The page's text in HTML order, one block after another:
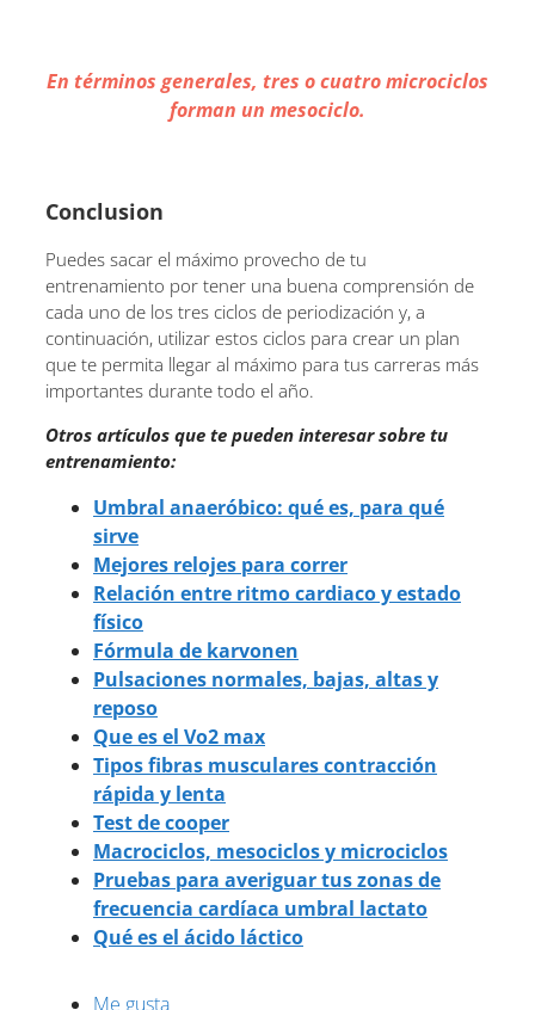
En términos generales, tres o cuatro microciclos
forman un mesociclo.
Conclusion
Puedes sacar el máximo provecho de tu
entrenamiento por tener una buena comprensión de
cada uno de los tres ciclos de periodización y, a
continuación, utilizar estos ciclos para crear un plan
que te permita llegar al máximo para tus carreras más
importantes durante todo el año.
Otros artículos que te pueden interesar sobre tu
entrenamiento:
Umbral anaeróbico: qué es, para qué
sirve
Mejores relojes para correr
Relación entre ritmo cardiaco y estado
físico
Fórmula de karvonen
Pulsaciones normales, bajas, altas y
reposo
Que es el Vo2 max
Tipos fibras musculares contracción
rápida y lenta
Test de cooper
Macrociclos, mesociclos y microciclos
Pruebas para averiguar tus zonas de
frecuencia cardíaca umbral lactato
Qué es el ácido láctico
Me gusta